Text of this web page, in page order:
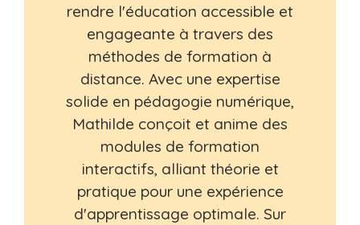
rendre l'éducation accessible et
engageante à travers des
méthodes de formation à
distance. Avec une expertise
solide en pédagogie numérique,
Mathilde conçoit et anime des
modules de formation
interactifs, alliant théorie et
pratique pour une expérience
d'apprentissage optimale. Sur